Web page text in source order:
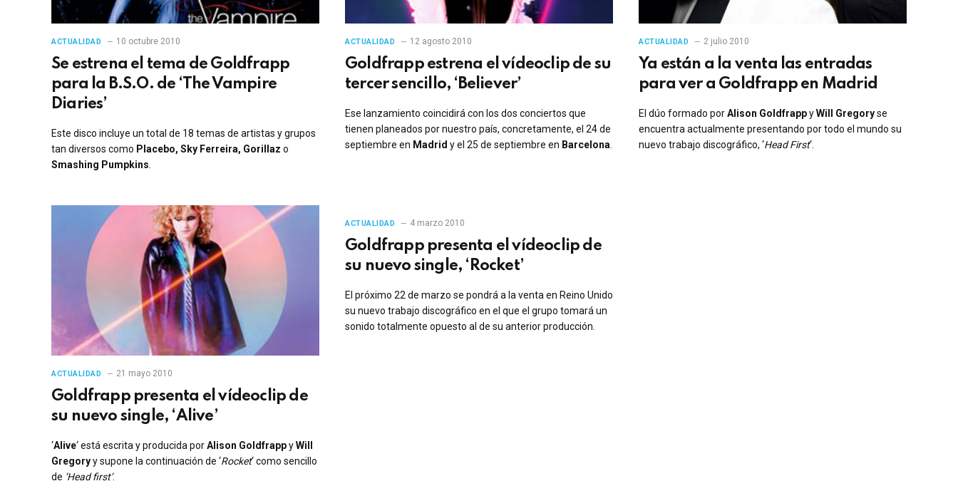
ACTUALIDAD 10 octubre 2010
Se estrena el tema de Goldfrapp
para la B.S.O. de ‘The Vampire
Diaries’
Este disco incluye un total de 18 temas de artistas y grupos
tan diversos como Placebo, Sky Ferreira, Gorillaz o
Smashing Pumpkins
ACTUALIDAD 12 agosto 2010
Goldfrapp estrena el vídeoclip de su
tercer sencillo, ‘Believer’
Ese lanzamiento coincidirá con los dos conciertos que
tienen planeados por nuestro país, concretamente, el 24 de
septiembre en Madrid y el 25 de septiembre en Barcelona
ACTUALIDAD 2 julio 2010
Ya están a la venta las entradas
para ver a Goldfrapp en Madrid
El dúo formado porAlison GoldfrappyWill Gregoryse
encuentra actualmente presentando por todo el mundo su
nuevo trabajo discográfico, ‘Head First‘.
ACTUALIDAD 21 mayo 2010
Goldfrapp presenta el vídeoclip de
su nuevo single, ‘Alive’
‘Alive‘ está escrita y producida porAlison GoldfrappyWill
Gregoryy supone la continuación de ‘Rocket‘ como sencillo
de ‘Head first’.
ACTUALIDAD 4 marzo 2010
Goldfrapp presenta el vídeoclip de
su nuevo single, ‘Rocket’
El próximo 22 de marzo se pondrá a la venta en Reino Unido
su nuevo trabajo discográfico en el que el grupo tomará un
sonido totalmente opuesto al de su anterior producción.